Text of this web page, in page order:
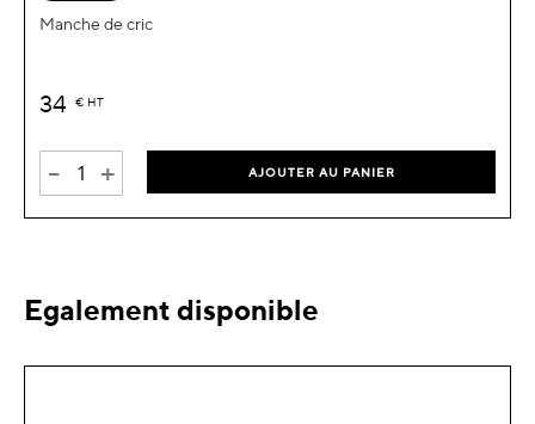
Manche de cric
34 € HT
- + AJOUTER AU PANIER
Egalement disponible